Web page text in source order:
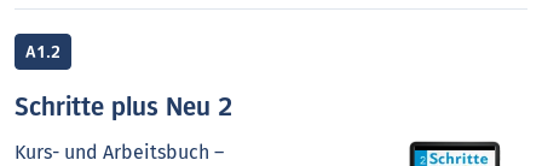
A1.2
Schritte plus Neu 2
Kurs- und Arbeitsbuch –